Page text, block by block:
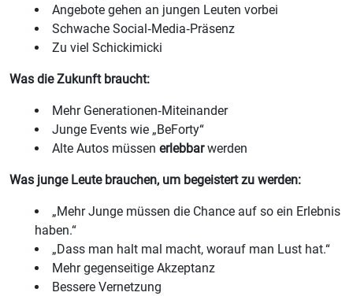
Angebote gehen an jungen Leuten vorbei
Schwache Social‑Media‑Präsenz
Zu viel Schickimicki
Was die Zukunft braucht:
Mehr Generationen‑Miteinander
Junge Events wie „BeForty“
Alte Autos müssen erlebbarwerden
Was junge Leute brauchen, um begeistert zu werden:
„Mehr Junge müssen die Chance auf so ein Erlebnis
haben.“
„Dass man halt mal macht, worauf man Lust hat.“
Mehr gegenseitige Akzeptanz
Bessere Vernetzung